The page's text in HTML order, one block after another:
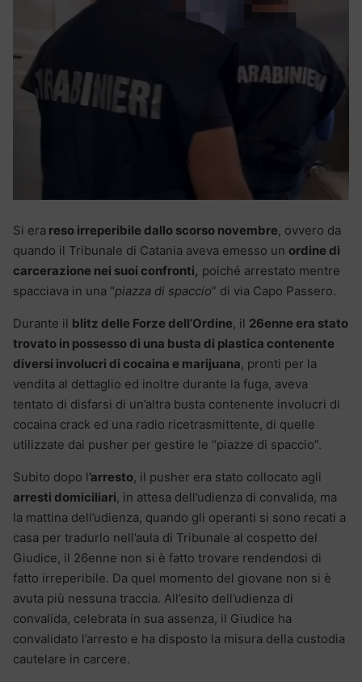
Si era reso irreperibile dallo scorso novembre, ovvero da
quando il Tribunale di Catania aveva emesso un ordine di
carcerazione nei suoi confronti, poiché arrestato mentre
spacciava in una “piazza di spaccio” di via Capo Passero.
Durante il blitz delle Forze dell’Ordine, il 26enne era stato
trovato in possesso di una busta di plastica contenente
diversi involucri di cocaina e marijuana, pronti per la
vendita al dettaglio ed inoltre durante la fuga, aveva
tentato di disfarsi di un’altra busta contenente involucri di
cocaina crack ed una radio ricetrasmittente, di quelle
utilizzate dai pusher per gestire le “piazze di spaccio”.
Subito dopo l’arresto, il pusher era stato collocato agli
arresti domiciliari, in attesa dell’udienza di convalida, ma
la mattina dell’udienza, quando gli operanti si sono recati a
casa per tradurlo nell’aula di Tribunale al cospetto del
Giudice, il 26enne non si è fatto trovare rendendosi di
fatto irreperibile. Da quel momento del giovane non si è
avuta più nessuna traccia. All’esito dell’udienza di
convalida, celebrata in sua assenza, il Giudice ha
convalidato l’arresto e ha disposto la misura della custodia
cautelare in carcere.